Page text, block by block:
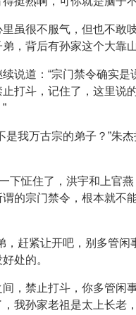
虽很不服气，但也不敢
，背后有孙家这个大靠山
续说道：“宗门禁令确实是
打斗，记住了，这里说
是我万古宗的弟子？”朱
下怔住了，洪宇和上官
的宗门禁令，根本就不
，赶紧让开吧，别多管闲
处的。
，禁止打斗，你多管闲
我孙家老祖是太上长老